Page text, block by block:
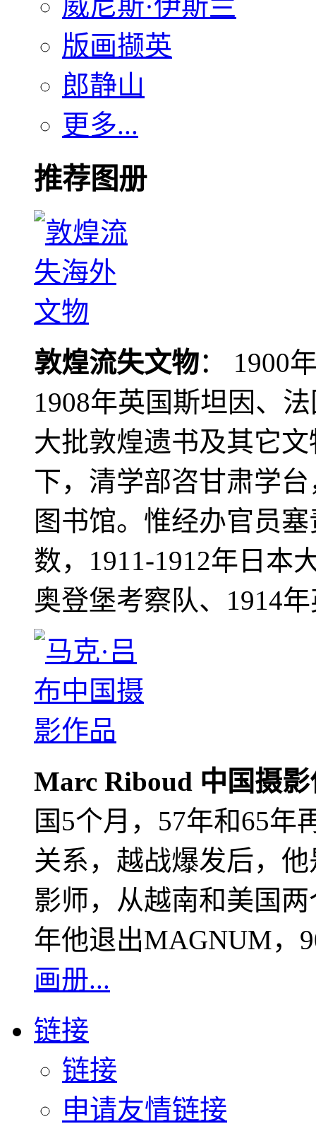
版画撷英
郎静山
更多...
推荐图册
敦煌流失文物： 1900
1908年英国斯坦因、
大批敦煌遗书及其它
下，清学部咨甘肃学
图书馆。惟经办官员
数，1911-1912年日本
奥登堡考察队、1914
Marc Riboud 中国摄
国5个月，57年和65年
关系，越战爆发后，
影师，从越南和美国
年他退出MAGNUM，
画册...
链接
链接
申请友情链接